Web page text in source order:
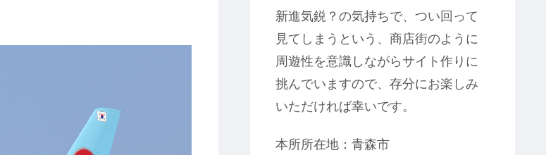
新進気鋭？の気持ちで、つい回って
見てしまうという、商店街のように
周遊性を意識しながらサイト作りに
挑んでいますので、存分にお楽しみ
いただければ幸いです。
本所所在地：青森市